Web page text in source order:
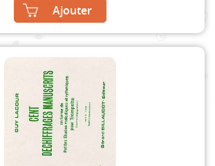
Ajouter